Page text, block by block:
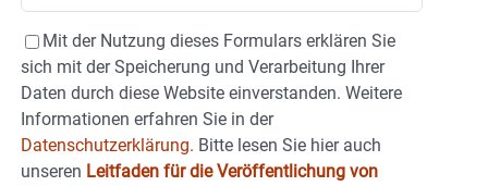
Mit der Nutzung dieses Formulars erklären Sie
sich mit der Speicherung und Verarbeitung Ihrer
Daten durch diese Website einverstanden. Weitere
Informationen erfahren Sie in der
Datenschutzerklärung. Bitte lesen Sie hier auch
unseren Leitfaden für die Veröffentlichung von